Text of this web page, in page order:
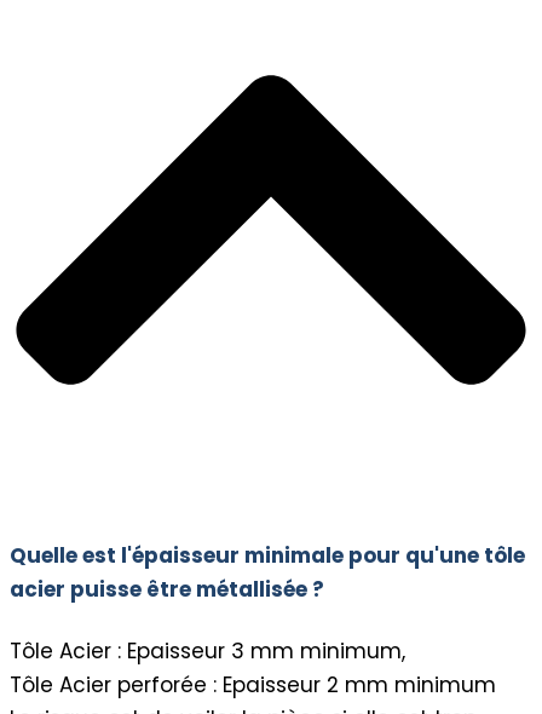
Quelle est l'épaisseur minimale pour qu'une tôle
acier puisse être métallisée ?
Tôle Acier : Epaisseur 3 mm minimum,
Tôle Acier perforée : Epaisseur 2 mm minimum